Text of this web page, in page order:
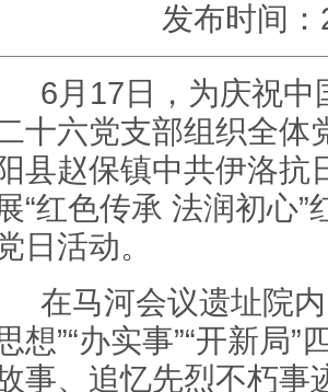
发布时间
6月17日，为庆祝
十六党支部组织全
县赵保镇中共伊洛抗
“红色传承 法润初心”
日活动。
在马河会议遗址院
想”“办实事”“开新局
事、追忆先烈不朽事